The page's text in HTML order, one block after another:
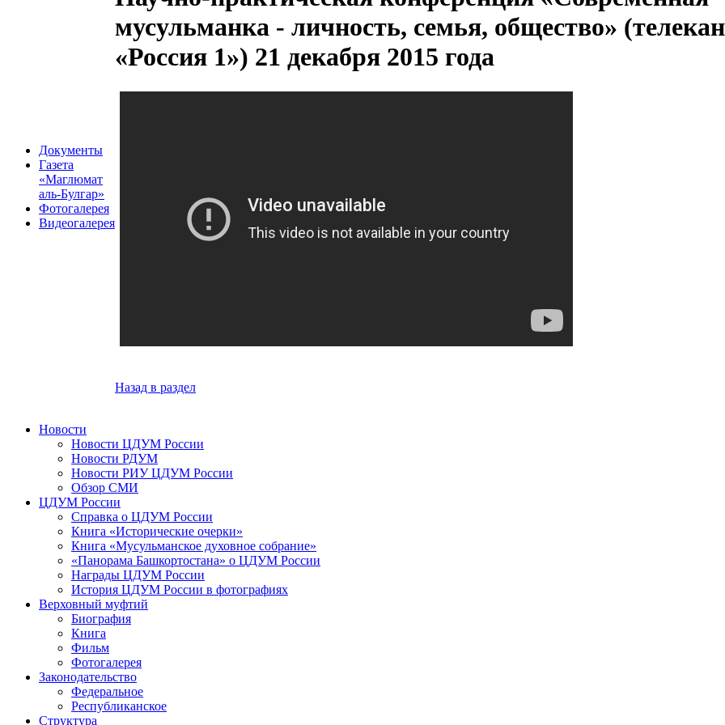
Документы
Газета
«Маглюмат
аль-Булгар»
Фотогалерея
Видеогалерея
мусульманка - личность, семья, общество»
«Россия 1») 21 декабря 2015 года
Назад в раздел
Новости
Новости ЦДУМ России
Новости РДУМ
Новости РИУ ЦДУМ России
Обзор СМИ
ЦДУМ России
Справка о ЦДУМ России
Книга «Исторические очерки»
Книга «Мусульманское духовное собрание»
«Панорама Башкортостана» о ЦДУМ России
Награды ЦДУМ России
История ЦДУМ России в фотографиях
Верховный муфтий
Биография
Книга
Фильм
Фотогалерея
Законодательство
Федеральное
Республиканское
Структура